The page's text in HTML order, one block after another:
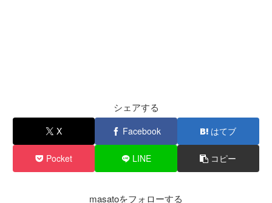
シェアする
X Facebook はてブ
Pocket LINE コピー
masatoをフォローする